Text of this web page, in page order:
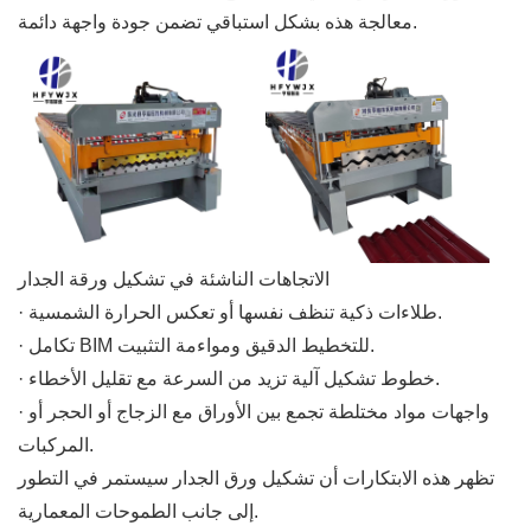
معالجة هذه بشكل استباقي تضمن جودة واجهة دائمة.
الاتجاهات الناشئة في تشكيل ورقة الجدار
· طلاءات ذكية تنظف نفسها أو تعكس الحرارة الشمسية.
· تكامل BIM للتخطيط الدقيق ومواءمة التثبيت.
· خطوط تشكيل آلية تزيد من السرعة مع تقليل الأخطاء.
· واجهات مواد مختلطة تجمع بين الأوراق مع الزجاج أو الحجر أو
المركبات.
تظهر هذه الابتكارات أن تشكيل ورق الجدار سيستمر في التطور
إلى جانب الطموحات المعمارية.